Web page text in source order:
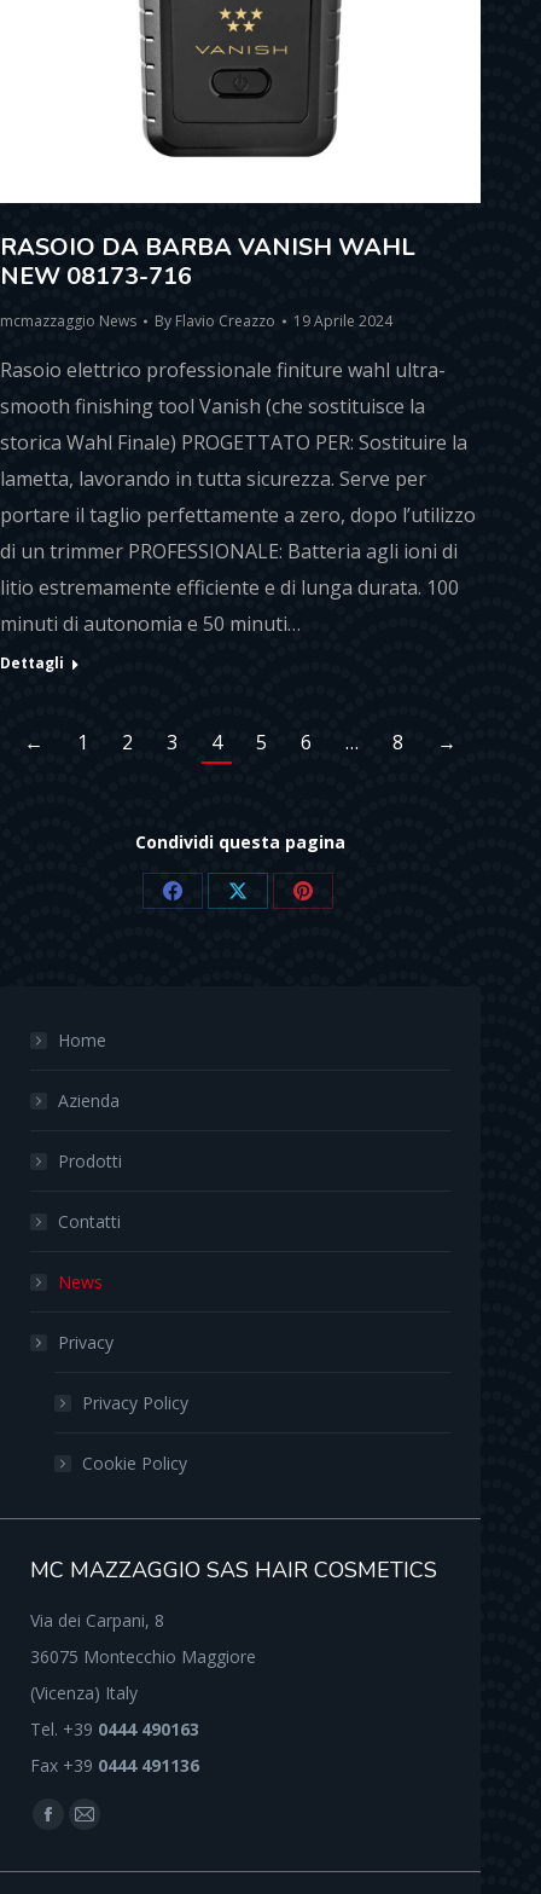
RASOIO DA BARBA VANISH WAHL
NEW 08173-716
mcmazzaggio News By Flavio Creazzo 19 Aprile 2024
Rasoio elettrico professionale finiture wahl ultra-
smooth finishing tool Vanish (che sostituisce la
storica Wahl Finale) PROGETTATO PER: Sostituire la
lametta, lavorando in tutta sicurezza. Serve per
portare il taglio perfettamente a zero, dopo l’utilizzo
di un trimmer PROFESSIONALE: Batteria agli ioni di
litio estremamente efficiente e di lunga durata. 100
minuti di autonomia e 50 minuti…
Dettagli
← 1 2 3 4 5 6 … 8 →
Condividi questa pagina
Share Share Share
Home
Azienda
Prodotti
Contatti
News
Privacy
Privacy Policy
Cookie Policy
MC MAZZAGGIO SAS HAIR COSMETICS
Via dei Carpani, 8
36075 Montecchio Maggiore
(Vicenza) Italy
Tel. +39 0444 490163
Fax +39 0444 491136
Find us on:
Facebook
Mail